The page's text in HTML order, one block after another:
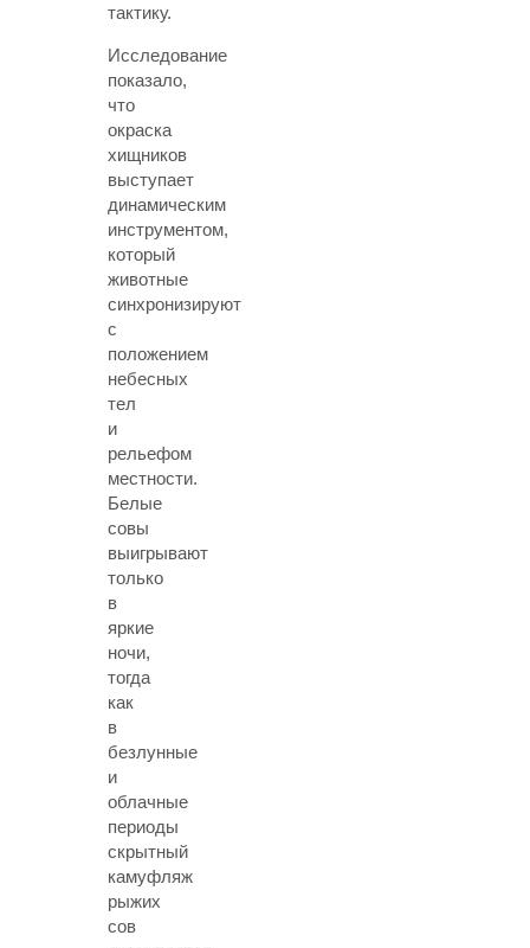
тактику.
Исследование
показало,
что
окраска
хищников
выступает
динамическим
инструментом,
который
животные
синхронизируют
с
положением
небесных
тел
и
рельефом
местности.
Белые
совы
выигрывают
только
в
яркие
ночи,
тогда
как
в
безлунные
и
облачные
периоды
скрытный
камуфляж
рыжих
сов